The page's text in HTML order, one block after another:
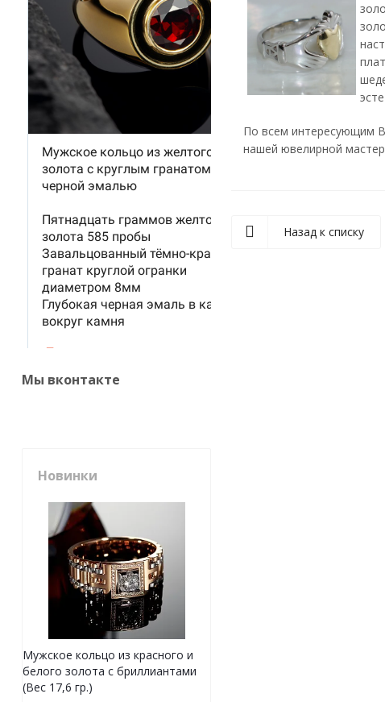
По всем интересующим
нашей ювелирной
Назад к списку
Мы вконтакте
Новинки
Мужское кольцо из красного и
белого золота с бриллиантами
(Вес 17,6 гр.)